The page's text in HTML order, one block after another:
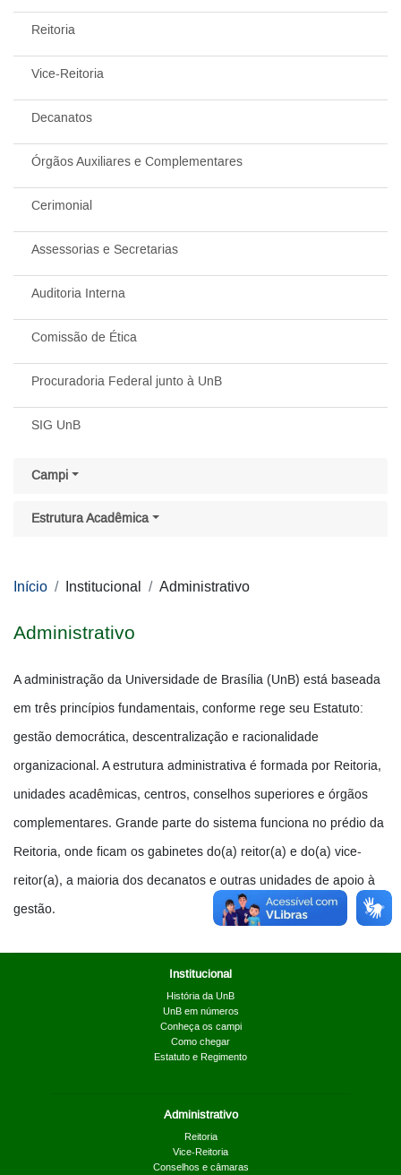
Reitoria
Vice-Reitoria
Decanatos
Órgãos Auxiliares e Complementares
Cerimonial
Assessorias e Secretarias
Auditoria Interna
Comissão de Ética
Procuradoria Federal junto à UnB
SIG UnB
Campi
Estrutura Acadêmica
Início Institucional Administrativo
Administrativo
A administração da Universidade de Brasília (UnB) está baseada
em três princípios fundamentais, conforme rege seu Estatuto:
gestão democrática, descentralização e racionalidade
organizacional. A estrutura administrativa é formada por Reitoria,
unidades acadêmicas, centros, conselhos superiores e órgãos
complementares. Grande parte do sistema funciona no prédio da
Reitoria, onde ficam os gabinetes do(a) reitor(a) e do(a) vice-
reitor(a), a maioria dos decanatos e outras unidades de apoio à
gestão.
Institucional
História da UnB
UnB em números
Conheça os campi
Como chegar
Estatuto e Regimento
Administrativo
Reitoria
Vice-Reitoria
Conselhos e câmaras